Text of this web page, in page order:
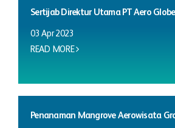
Sertijab Direktur Utama PT Aero
03 Apr 2023
READ MORE
Penanaman Mangrove Aerowisata